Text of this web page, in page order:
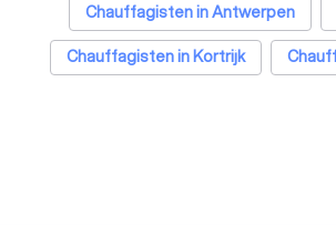
Chauffagisten in Antwerpen
Chauffagisten in Kortrijk